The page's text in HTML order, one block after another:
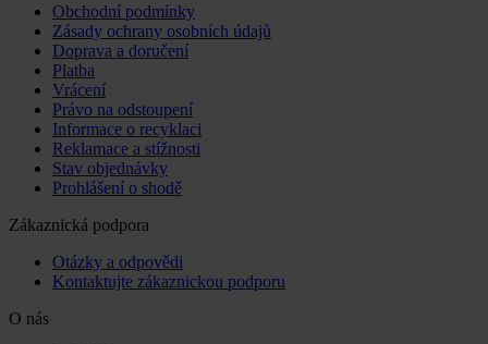
Obchodní podmínky
Zásady ochrany osobních údajů
Doprava a doručení
Platba
Vrácení
Právo na odstoupení
Informace o recyklaci
Reklamace a stížnosti
Stav objednávky
Prohlášení o shodě
Zákaznická podpora
Otázky a odpovědi
Kontaktujte zákaznickou podporu
O nás